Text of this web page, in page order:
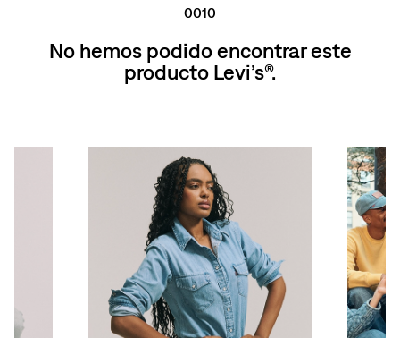
0010
No hemos podido encontrar este
producto Levi’s®.